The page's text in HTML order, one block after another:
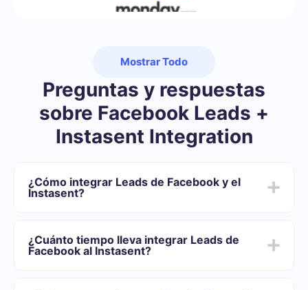
Mostrar Todo
Preguntas y respuestas
sobre Facebook Leads +
Instasent Integration
¿Cómo integrar Leads de Facebook y el
Instasent?
Active la actualización automática
Ahora los datos se transferirán automáticamente
¿Cuánto tiempo lleva integrar Leads de
Facebook al Instasent?